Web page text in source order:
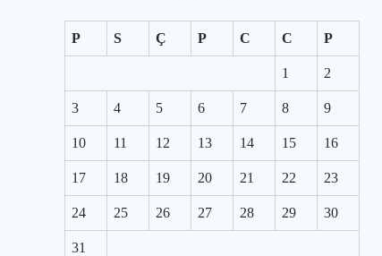
P S Ç P C C P
1 2
3 4 5 6 7 8 9
10 11 12 13 14 15 16
17 18 19 20 21 22 23
24 25 26 27 28 29 30
31